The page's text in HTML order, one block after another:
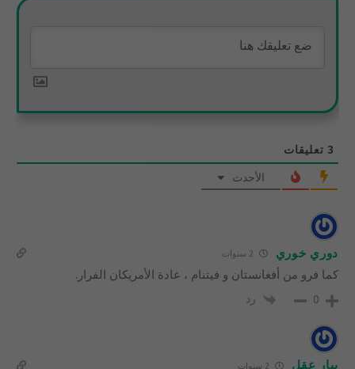
3 تعليقات
الأحدث
دوري خوري
كما فرو من أفغانستان و فيتنام ، عادة الأمريكان الفرار.
0 رد
بيار عقل